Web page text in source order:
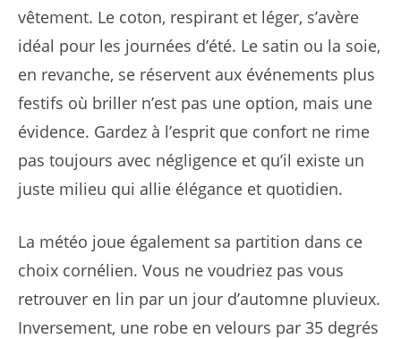
vêtement. Le coton, respirant et léger, s’avère
idéal pour les journées d’été. Le satin ou la soie,
en revanche, se réservent aux événements plus
festifs où briller n’est pas une option, mais une
évidence. Gardez à l’esprit que confort ne rime
pas toujours avec négligence et qu’il existe un
juste milieu qui allie élégance et quotidien.
La météo joue également sa partition dans ce
choix cornélien. Vous ne voudriez pas vous
retrouver en lin par un jour d’automne pluvieux.
Inversement, une robe en velours par 35 degrés